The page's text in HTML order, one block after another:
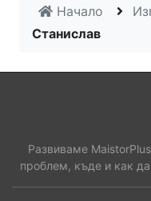
Начало
Станислав
Развиваме
проблем, къде и как